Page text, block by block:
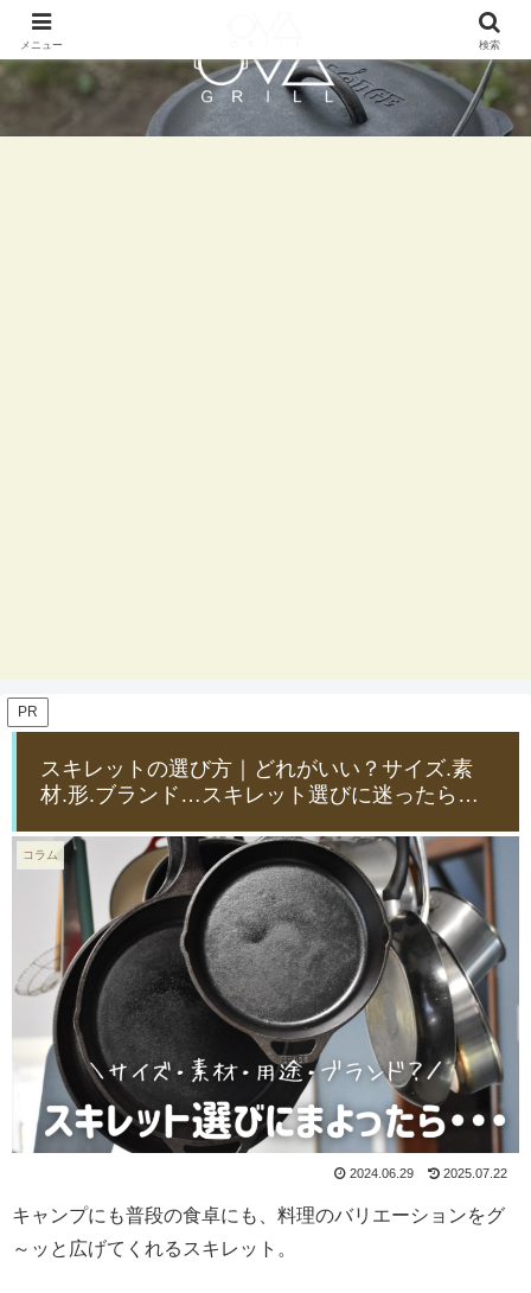
PR
スキレットの選び方｜どれがいい？サイズ.素
材.形.ブランド…スキレット選びに迷ったら…
コラム
2024.06.29 2025.07.22
キャンプにも普段の食卓にも、料理のバリエーションをグ
～ッと広げてくれるスキレット。
メニュー 検索